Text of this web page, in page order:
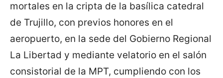
mortales en la cripta de la basílica catedral
de Trujillo, con previos honores en el
aeropuerto, en la sede del Gobierno Regional
La Libertad y mediante velatorio en el salón
consistorial de la MPT, cumpliendo con los